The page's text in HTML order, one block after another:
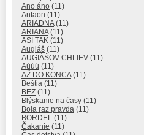
Ano áno (11)
Antaon (11)
ARIADNA(11)
ARIANA(11)
ASI TAK (11)
Augiáš (11)
AUGIÁŠOV CHLIEV (11)
Aúúú (11)
AŽ DO KONCA(11)
Beštia (11)
BEZ (11)
Blýskanie na časy (11)
Bola raz pravda (11)
BORDEL (11)
Čakanie (11)